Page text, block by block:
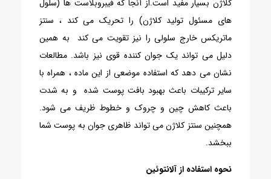
کلاژن بسیار مفید است.از آنجا که فیبروبلاست ها (سلول
های مسئول تولید کلاژن) را تحریک می کند ، سنتز
ماتریکس خارج سلولی را نیز تقویت می کند به همین
دلیل می تواند یک جوان کننده قوی نیز باشد. مطالعات
نشان می دهد که استفاده موضعی از این ماده ، همراه با
سایر ترکیبات باعث بهبود بافت پوست شده و به شدت
باعث کاهش چین و چروک و خطوط ظریف می شود.
همچنین سنتز کلاژن می تواند ظاهری جوان به پوست شما
ببخشد.
نحوه استفاده از آلانتوئین